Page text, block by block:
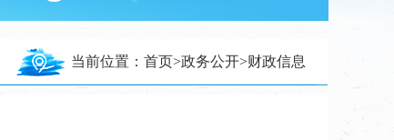
当前位置： 首页>政务公开>财政信息